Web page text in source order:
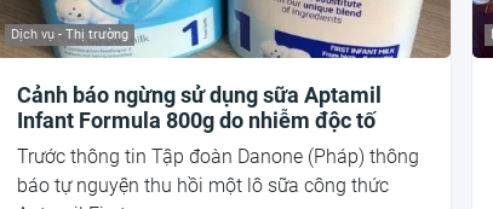
Dịch vụ - Thị trường
Cảnh báo ngừng sử dụng sữa Aptamil
Infant Formula 800g do nhiễm độc tố
Trước thông tin Tập đoàn Danone (Pháp) thông
báo tự nguyện thu hồi một lô sữa công thức